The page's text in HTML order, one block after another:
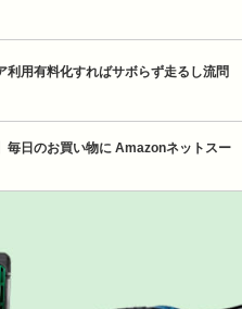
利用有料化すればサボらず走るし流問
毎日のお買い物に Amazonネットスー